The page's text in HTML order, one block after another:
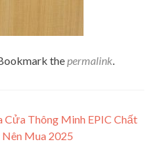
thepermalink.
Cửa Thông Minh EPIC Chất
Mua 2025